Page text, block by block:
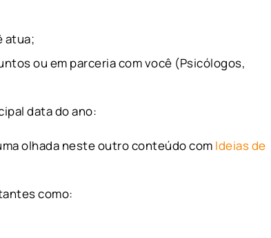
atua;
ou em parceria com você (Psicólogos,
data do ano:
olhada neste outro conteúdo com Ideias de
como: